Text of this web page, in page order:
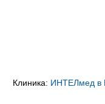
Клиника: ИНТЕЛмед в